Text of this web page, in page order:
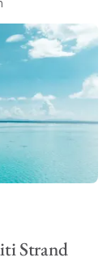
Strand